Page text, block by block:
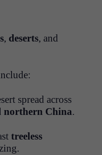
, deserts, and
spread across
northern China.
treeless